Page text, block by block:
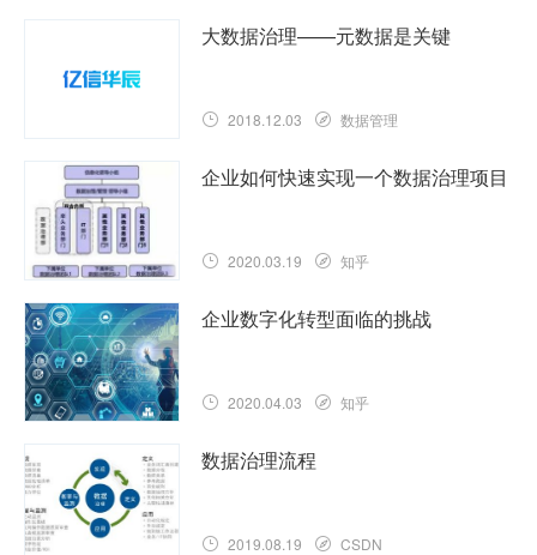
大数据治理——元数据是关键
2018.12.03 数据管理
企业如何快速实现一个数据治理项目
2020.03.19 知乎
企业数字化转型面临的挑战
2020.04.03 知乎
数据治理流程
2019.08.19 CSDN